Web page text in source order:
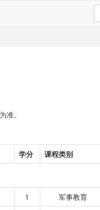
为准。
学分 课程类别
1
军事教育